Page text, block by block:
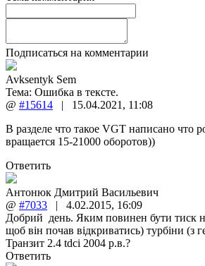
Подписаться на комментарии
Avksentyk Sem
Тема: Ошибка в тексте.
@ #15614 | 15.04.2021 , 11:08
В разделе что такое VGT написано что
вращается 15-21000 оборотов))
Ответить
Антонюк Дмитрий Васильевич
@ #7033 | 4.02.2015, 16:09
Добрий день. Яким повинен бути тиск
щоб він почав відкриватись) турбіни (з
Транзит 2.4 tdci 2004 р.в.?
Ответить